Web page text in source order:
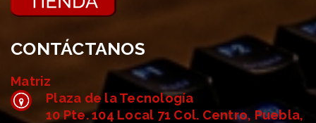
CONTÁCTANOS
Matriz
Plaza de la Tecnología
10 Pte. 104 Local 71 Col. Centro, Puebla,